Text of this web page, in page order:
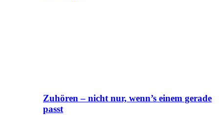
Zuhören – nicht nur, wenn’s einem gerade
passt